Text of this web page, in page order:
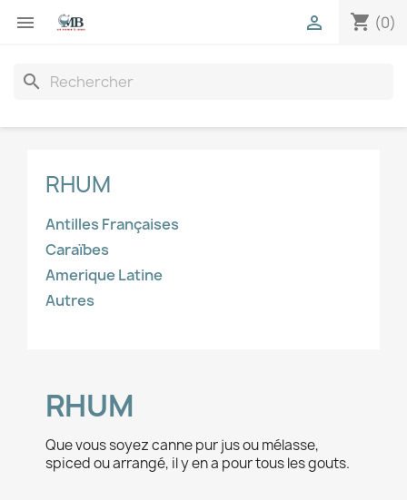
 shopping_cart (0)

search
RHUM
Antilles Françaises
Caraïbes
Amerique Latine
Autres
RHUM
Que vous soyez canne pur jus ou mélasse,
spiced ou arrangé, il y en a pour tous les gouts.